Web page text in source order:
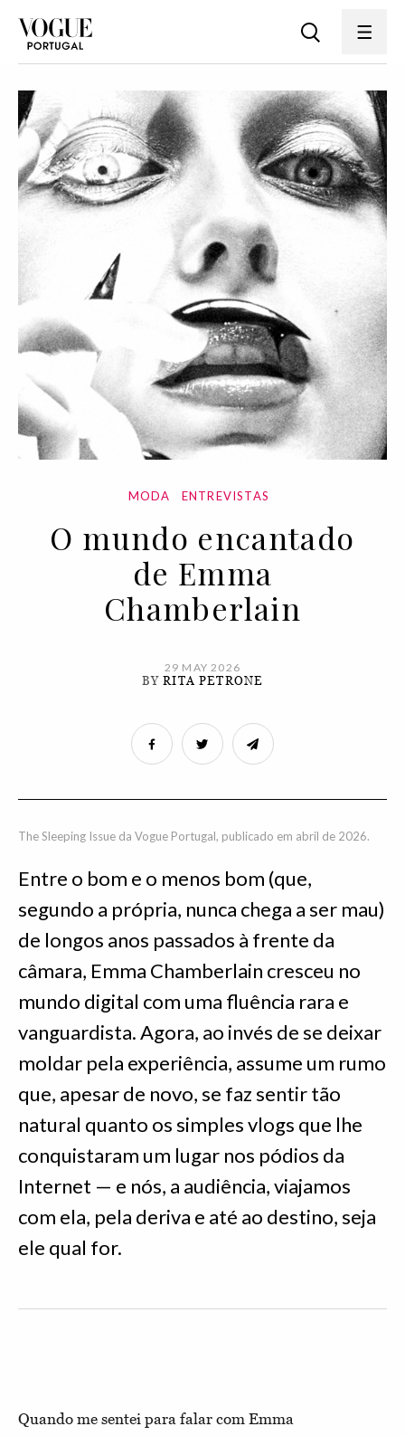
MODA ENTREVISTAS
O mundo encantado
de Emma
Chamberlain
29 MAY 2026
BYRITA PETRONE
The Sleeping Issue da Vogue Portugal, publicado em abril de 2026.
Entre o bom e o menos bom (que,
segundo a própria, nunca chega a ser mau)
de longos anos passados à frente da
câmara, Emma Chamberlain cresceu no
mundo digital com uma fluência rara e
vanguardista. Agora, ao invés de se deixar
moldar pela experiência, assume um rumo
que, apesar de novo, se faz sentir tão
natural quanto os simples vlogs que lhe
conquistaram um lugar nos pódios da
Internet — e nós, a audiência, viajamos
com ela, pela deriva e até ao destino, seja
ele qual for.
Quando me sentei para falar com Emma